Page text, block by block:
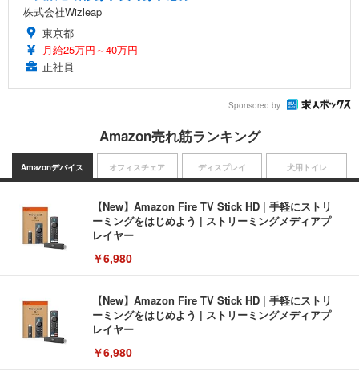
株式会社Wizleap
東京都
月給25万円～40万円
正社員
Sponsored by
Amazon売れ筋ランキング
Amazonデバイス
【New】Amazon Fire TV Stick HD | 手軽にストリ
ーミングをはじめよう | ストリーミングメディアプ
レイヤー
￥6,980
【New】Amazon Fire TV Stick HD | 手軽にストリ
ーミングをはじめよう | ストリーミングメディアプ
レイヤー
￥6,980
オフィスチェア ディスプレイ 犬用トイレ